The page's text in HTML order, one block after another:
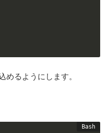
めるようにします。